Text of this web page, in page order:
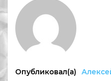
Опубликовал(а)